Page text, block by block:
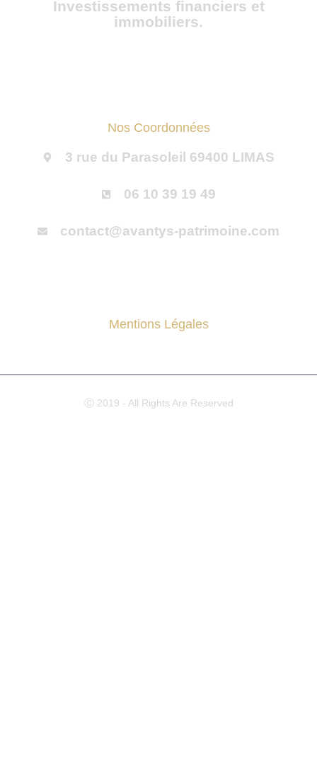
Investissements financiers et
immobiliers.
Nos Coordonnées
3 rue du Parasoleil 69400 LIMAS
06 10 39 19 49
contact@avantys-patrimoine.com
Mentions Légales
Ⓒ 2019 - All Rights Are Reserved